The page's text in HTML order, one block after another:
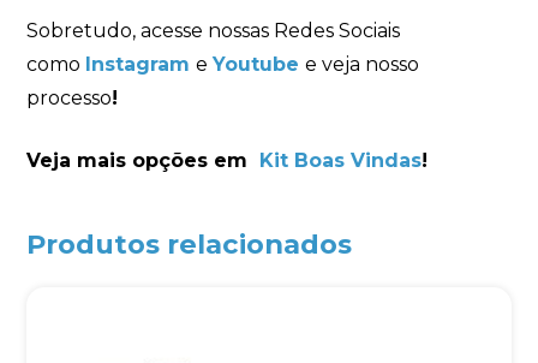
Sobretudo, acesse nossas Redes Sociais
como Instagram eYoutube e veja nosso
processo!
Veja mais opções em Kit Boas Vindas!
Produtos relacionados